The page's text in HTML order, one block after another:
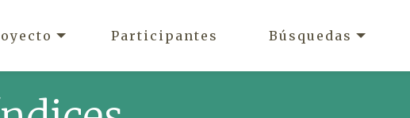
Participantes Búsquedas